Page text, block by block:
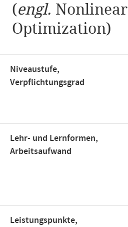
(engl. Nonlinear
Optimization)
Niveaustufe,
Verpflichtungsgrad
Lehr- und Lernformen,
Arbeitsaufwand
Leistungspunkte,